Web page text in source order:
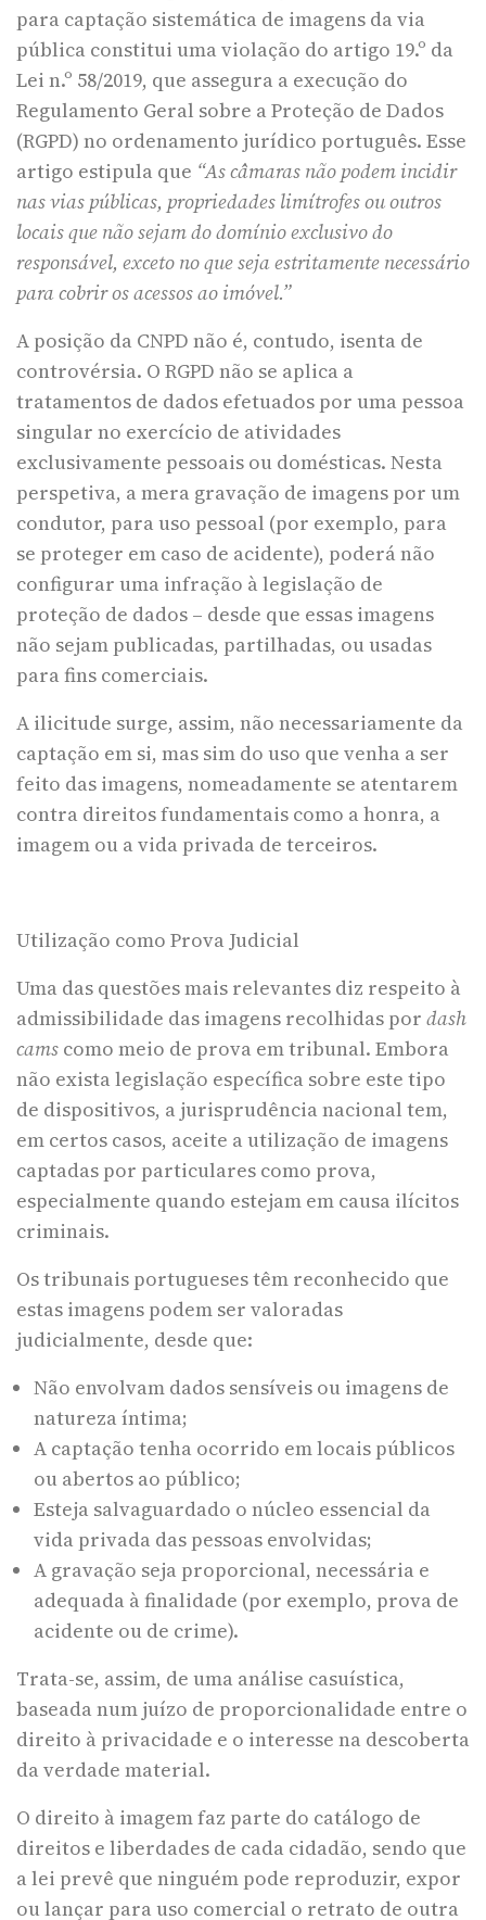
para captação sistemática de imagens da via
pública constitui uma violação do artigo 19.º da
Lei n.º 58/2019, que assegura a execução do
Regulamento Geral sobre a Proteção de Dados
(RGPD) no ordenamento jurídico português. Esse
artigo estipula que “As câmaras não podem incidir
nas vias públicas, propriedades limítrofes ou outros
locais que não sejam do domínio exclusivo do
responsável, exceto no que seja estritamente necessário
para cobrir os acessos ao imóvel.”
A posição da CNPD não é, contudo, isenta de
controvérsia. O RGPD não se aplica a
tratamentos de dados efetuados por uma pessoa
singular no exercício de atividades
exclusivamente pessoais ou domésticas. Nesta
perspetiva, a mera gravação de imagens por um
condutor, para uso pessoal (por exemplo, para
se proteger em caso de acidente), poderá não
configurar uma infração à legislação de
proteção de dados – desde que essas imagens
não sejam publicadas, partilhadas, ou usadas
para fins comerciais.
A ilicitude surge, assim, não necessariamente da
captação em si, mas sim do uso que venha a ser
feito das imagens, nomeadamente se atentarem
contra direitos fundamentais como a honra, a
imagem ou a vida privada de terceiros.
Utilização como Prova Judicial
Uma das questões mais relevantes diz respeito à
admissibilidade das imagens recolhidas por dash
cams como meio de prova em tribunal. Embora
não exista legislação específica sobre este tipo
de dispositivos, a jurisprudência nacional tem,
em certos casos, aceite a utilização de imagens
captadas por particulares como prova,
especialmente quando estejam em causa ilícitos
criminais.
Os tribunais portugueses têm reconhecido que
estas imagens podem ser valoradas
judicialmente, desde que:
Não envolvam dados sensíveis ou imagens de
natureza íntima;
A captação tenha ocorrido em locais públicos
ou abertos ao público;
Esteja salvaguardado o núcleo essencial da
vida privada das pessoas envolvidas;
A gravação seja proporcional, necessária e
adequada à finalidade (por exemplo, prova de
acidente ou de crime).
Trata-se, assim, de uma análise casuística,
baseada num juízo de proporcionalidade entre o
direito à privacidade e o interesse na descoberta
da verdade material.
O direito à imagem faz parte do catálogo de
direitos e liberdades de cada cidadão, sendo que
a lei prevê que ninguém pode reproduzir, expor
ou lançar para uso comercial o retrato de outra